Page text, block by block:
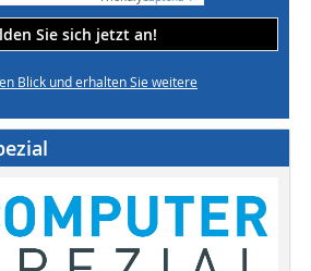
Sie sich jetzt an!
Blick und erhalten Sie weitere